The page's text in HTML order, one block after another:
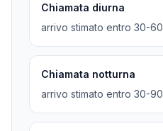
Chiamata diurna
arrivo stimato entro 30-60
Chiamata notturna
arrivo stimato entro 30-90